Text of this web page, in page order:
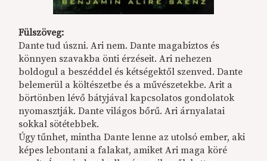
Fülszöveg:
Dante tud úszni. Ari nem. Dante magabiztos és
könnyen szavakba önti érzéseit. Ari nehezen
boldogul a beszéddel és kétségektől szenved. Dante
belemerül a költészetbe és a művészetekbe. Arit a
börtönben lévő bátyjával kapcsolatos gondolatok
nyomasztják. Dante világos bőrű. Ari árnyalatai
sokkal sötétebbek.
Úgy tűnhet, mintha Dante lenne az utolsó ember, aki
képes lebontani a falakat, amiket Ari maga köré